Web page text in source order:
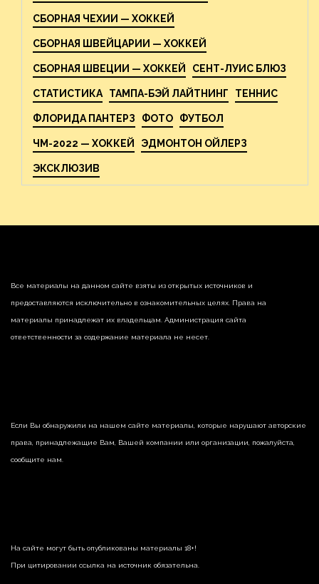
СБОРНАЯ ЧЕХИИ — ХОККЕЙ
СБОРНАЯ ШВЕЙЦАРИИ — ХОККЕЙ
СБОРНАЯ ШВЕЦИИ — ХОККЕЙ СЕНТ-ЛУИС БЛЮЗ
СТАТИСТИКА ТАМПА-БЭЙ ЛАЙТНИНГ ТЕННИС
ФЛОРИДА ПАНТЕРЗ ФОТО ФУТБОЛ
ЧМ-2022 — ХОККЕЙ ЭДМОНТОН ОЙЛЕРЗ
ЭКСКЛЮЗИВ
Все материалы на данном сайте взяты из открытых источников и
предоставляются исключительно в ознакомительных целях. Права на
материалы принадлежат их владельцам. Администрация сайта
ответственности за содержание материала не несет.
Если Вы обнаружили на нашем сайте материалы, которые нарушают авторские
права, принадлежащие Вам, Вашей компании или организации, пожалуйста,
сообщите нам.
На сайте могут быть опубликованы материалы 18+!
При цитировании ссылка на источник обязательна.